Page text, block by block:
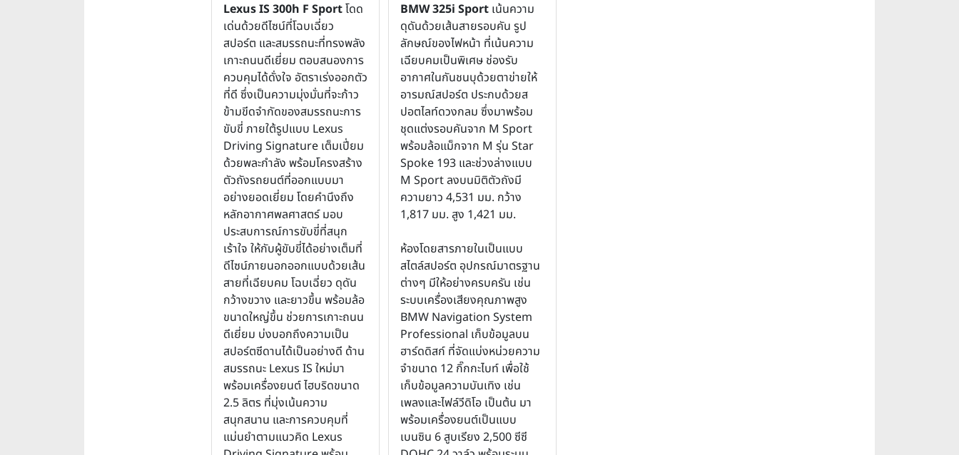
Lexus IS 300h F Sportโดด
เด่นด้วยดีไซน์ที่โฉบเฉี่ยว
สปอร์ต และสมรรถนะที่ทรงพลัง
เกาะถนนดีเยี่ยม ตอบสนองการ
ควบคุมได้ดั่งใจ อัตราเร่งออกตัว
ที่ดี ซึ่งเป็นความมุ่งมั่นที่จะก้าว
ข้ามขีดจำกัดของสมรรถนะการ
ขับขี่ ภายใต้รูปแบบ Lexus
Driving Signature เต็มเปี่ยม
ด้วยพละกำลัง พร้อมโครงสร้าง
ตัวถังรถยนต์ที่ออกแบบมา
อย่างยอดเยี่ยม โดยคำนึงถึง
หลักอากาศพลศาสตร์ มอบ
ประสบการณ์การขับขี่ที่สนุก
เร้าใจ ให้กับผู้ขับขี่ได้อย่างเต็มที่
ดีไซน์ภายนอกออกแบบด้วยเส้น
สายที่เฉียบคม โฉบเฉี่ยว ดุดัน
กว้างขวาง และยาวขึ้น พร้อมล้อ
ขนาดใหญ่ขึ้น ช่วยการเกาะถนน
ดีเยี่ยม บ่งบอกถึงความเป็น
สปอร์ตซีดานได้เป็นอย่างดี ด้าน
สมรรถนะ Lexus IS ใหม่มา
พร้อมเครื่องยนต์ ไฮบริดขนาด
2.5 ลิตร ที่มุ่งเน้นความ
สนุกสนาน และการควบคุมที่
แม่นยำตามแนวคิด Lexus
BMW 325i Sportเน้นความ
ดุดันด้วยเส้นสายรอบคัน รูป
ลักษณ์ของไฟหน้า ที่เน้นความ
เฉียบคมเป็นพิเศษ ช่องรับ
อากาศในกันชนบุด้วยตาข่ายให้
อารมณ์สปอร์ต ประกบด้วยส
ปอตไลท์ดวงกลม ซึ่งมาพร้อม
ชุดแต่งรอบคันจาก M Sport
พร้อมล้อแม็กจาก M รุ่น Star
Spoke 193 และช่วงล่างแบบ
M Sport ลงบนมิติตัวถังมี
ความยาว 4,531 มม. กว้าง
1,817 มม. สูง 1,421 มม.
ห้องโดยสารภายในเป็นแบบ
สไตล์สปอร์ต อุปกรณ์มาตรฐาน
ต่างๆ มีให้อย่างครบครัน เช่น
ระบบเครื่องเสียงคุณภาพสูง
BMW Navigation System
Professional เก็บข้อมูลบน
ฮาร์ดดิสก์ ที่จัดแบ่งหน่วยความ
จำขนาด 12 กิ๊กกะไบท์ เพื่อใช้
เก็บข้อมูลความบันเทิง เช่น
เพลงและไฟล์วีดิโอ เป็นต้น มา
พร้อมเครื่องยนต์เป็นแบบ
เบนซิน 6 สูบเรียง 2,500 ซีซี